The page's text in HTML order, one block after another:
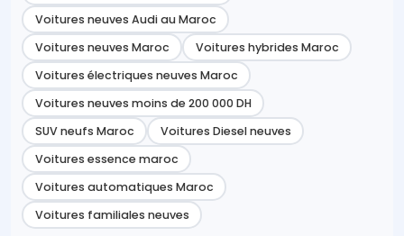
Voitures neuves Audi au Maroc
Voitures neuves Maroc
Voitures hybrides Maroc
Voitures électriques neuves Maroc
Voitures neuves moins de 200 000 DH
SUV neufs Maroc
Voitures Diesel neuves
Voitures essence maroc
Voitures automatiques Maroc
Voitures familiales neuves